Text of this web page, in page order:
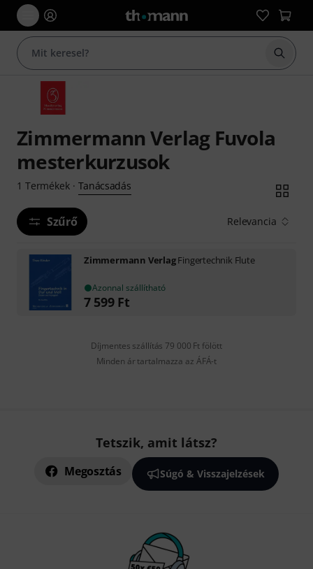
Zimmermann Verlag Fuvola
mesterkurzusok
1 Termékek· Tanácsadás
Szűrő Relevancia
Zimmermann VerlagFingertechnik Flute
Azonnal szállítható
7 599 Ft
Díjmentes szállítás 79 000 Ft fölött
Minden ár tartalmazza az ÁFÁ-t
Tetszik, amit látsz?
Megosztás Súgó & Visszajelzések